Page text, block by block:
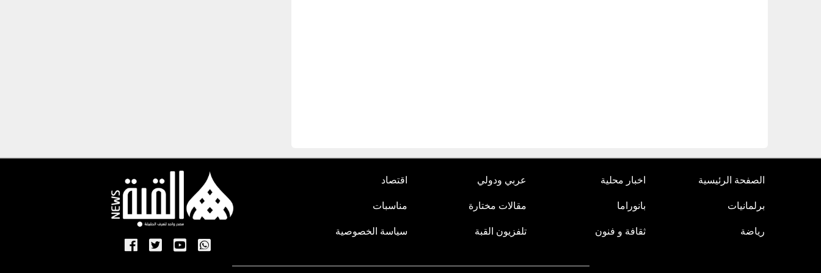
الصفحة الرئيسية اخبار محلية عربي ودولي اقتصاد
برلمانيات بانوراما مقالات مختارة مناسبات
رياضة ثقافة و فنون تلفزيون القبة سياسة الخصوصية